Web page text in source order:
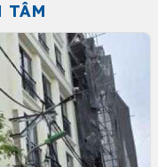
TÂM